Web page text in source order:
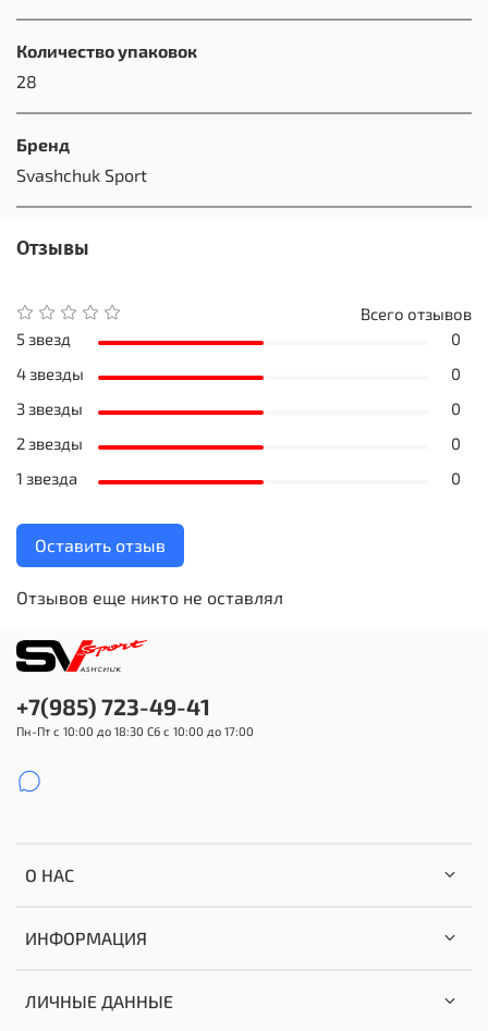
Количество упаковок
28
Бренд
Svashchuk Sport
Отзывы
Отзывов еще никто не оставлял
Всего отзывов
5 звезд
0
4 звезды
0
3 звезды
0
2 звезды
0
1 звезда
0
Оставить отзыв
О НАС
ИНФОРМАЦИЯ
ЛИЧНЫЕ ДАННЫЕ
+7(985) 723-49-41
Пн-Пт с 10:00 до 18:30 Сб с 10:00 до 17:00